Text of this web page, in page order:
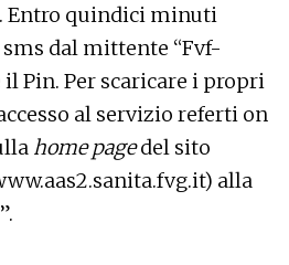
Entro quindici minuti
dal mittente “Fvf-
Pin. Per scaricare i propri
al servizio referti on
home pagedel sito
alla